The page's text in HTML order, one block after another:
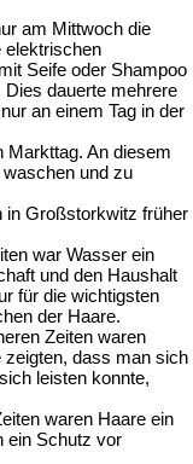
am Mittwoch die
elektrischen
Seife oder Shampoo
dauerte mehrere
an einem Tag in der
An diesem
und zu
in Großstorkwitz früher
war Wasser ein
und den Haushalt
für die wichtigsten
der Haare.
Zeiten waren
zeigten, dass man sich
leisten konnte,
waren Haare ein
ein Schutz vor